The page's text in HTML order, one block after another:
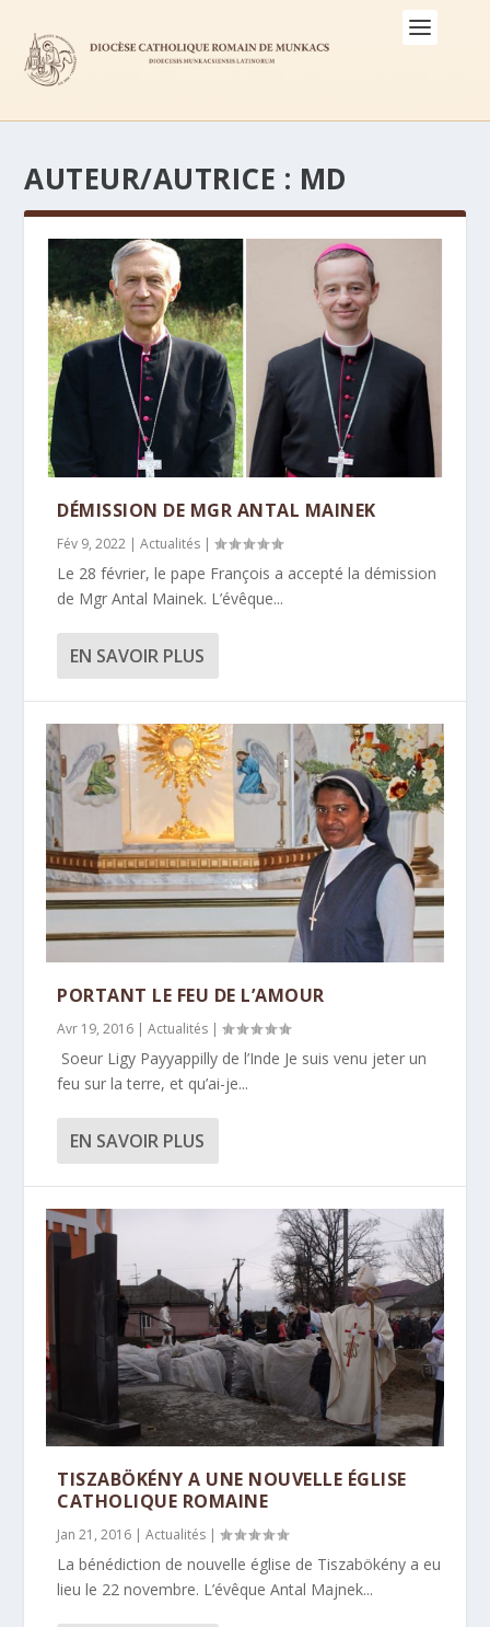
AUTEUR/AUTRICE : MD
DÉMISSION DE MGR ANTAL MAINEK
Fév 9, 2022 |Actualités |
Le 28 février, le pape François a accepté la démission
de Mgr Antal Mainek. L’évêque...
EN SAVOIR PLUS
PORTANT LE FEU DE L’AMOUR
Avr 19, 2016 |Actualités |
Soeur Ligy Payyappilly de l’Inde Je suis venu jeter un
feu sur la terre, et qu’ai-je...
EN SAVOIR PLUS
TISZABÖKÉNY A UNE NOUVELLE ÉGLISE
CATHOLIQUE ROMAINE
Jan 21, 2016 |Actualités |
La bénédiction de nouvelle église de Tiszabökény a eu
lieu le 22 novembre. L’évêque Antal Majnek...